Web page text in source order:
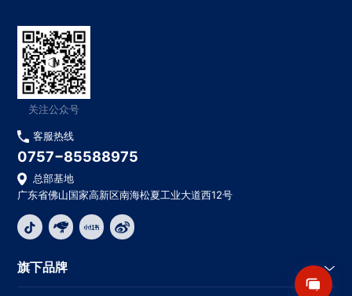
关注公众号
客服热线
0757−85588975
总部基地
广东省佛山国家高新区南海松夏工业大道西12号
旗下品牌